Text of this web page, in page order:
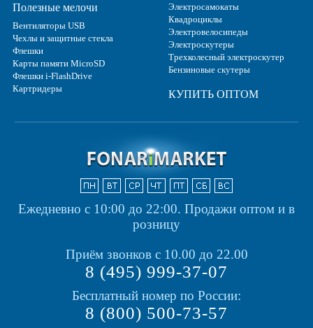
Полезные мелочи
Вентиляторы USB
Чехлы и защитные стекла
Флешки
Карты памяти MicroSD
Флешки i-FlashDrive
Картридеры
Электросамокаты
Квадроциклы
Электровелосипеды
Электроскутеры
Трехколесный электроскутер
Бензиновые скутеры
КУПИТЬ ОПТОМ
Ежедневно с 10:00 до 22:00. Продажи оптом и в
розницу
Приём звонков с 10.00 до 22.00
8 (495) 999-37-07
Бесплатный номер по России:
8 (800) 500-73-57